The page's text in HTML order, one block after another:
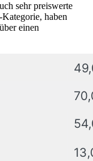
sehr preiswerte
haben
einen